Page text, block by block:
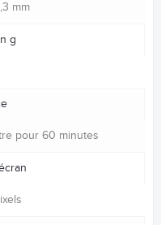
mm
g
pour 60 minutes